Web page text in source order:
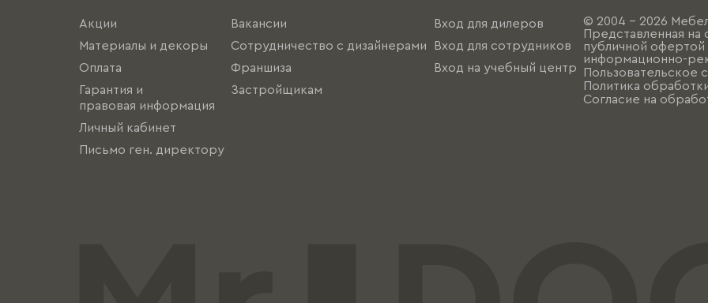
Акции
Материалы и декоры
Оплата
Гарантия и
правовая информация
Личный кабинет
Письмо ген. директору
Вакансии
Сотрудничество с дизайнерами
Франшиза
Застройщикам
Вход для дилеров
Вход для сотрудников
Вход на учебный центр
© 2004 - 2026
Представленная на
публичной офертой
информационно-
Пользовательское
Политика
Согласие на